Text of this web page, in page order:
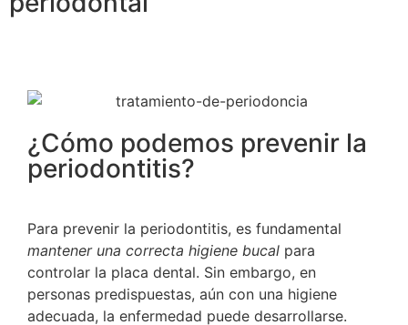
¿Cómo podemos prevenir la
periodontitis?
Para prevenir la periodontitis, es fundamental
mantener una correcta higiene bucal para
controlar la placa dental. Sin embargo, en
personas predispuestas, aún con una higiene
adecuada, la enfermedad puede desarrollarse.